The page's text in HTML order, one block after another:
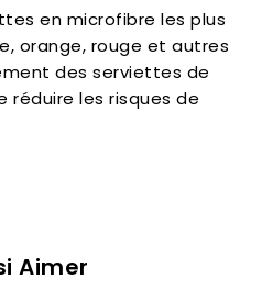
en microfibre les plus
orange, rouge et autres
des serviettes de
réduire les risques de
Aimer